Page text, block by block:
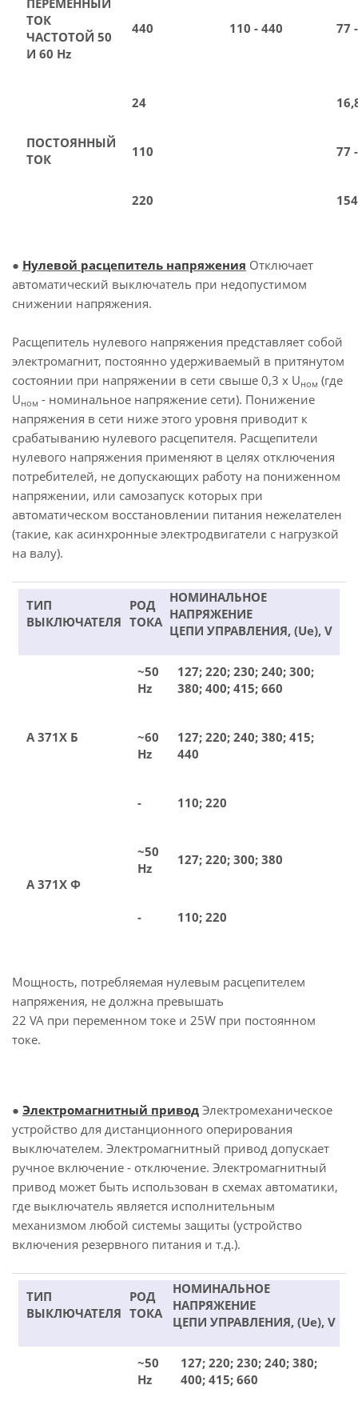
ПЕРЕМЕННЫЙ
ТОК
ЧАСТОТОЙ 50
И 60 Hz
440 110 - 440 77
ПОСТОЯННЫЙ
ТОК
24
110 77
220
● Нулевой расцепитель напряжения Отключает
автоматический выключатель при недопустимом
снижении напряжения.
Расщепитель нулевого напряжения представляет собой
электромагнит, постоянно удерживаемый в притянутом
состоянии при напряжении в сети свыше 0,3 х Uном (где
Uном - номинальное напряжение сети). Понижение
напряжения в сети ниже этого уровня приводит к
срабатыванию нулевого расцепителя. Расщепители
нулевого напряжения применяют в целях отключения
потребителей, не допускающих работу на пониженном
напряжении, или самозапуск которых при
автоматическом восстановлении питания нежелателен
(такие, как асинхронные электродвигатели с нагрузкой
на валу).
ТИП
ВЫКЛЮЧАТЕЛЯ
РОД
ТОКА
НОМИНАЛЬНОЕ
НАПРЯЖЕНИЕ
ЦЕПИ УПРАВЛЕНИЯ, (Ue), V
А 371Х Б
~50
Hz
127; 220; 230; 240; 300;
380; 400; 415; 660
~60
Hz
127; 220; 240; 380; 415;
440
- 110; 220
А 371Х Ф
~50
Hz
127; 220; 300; 380
- 110; 220
Мощность, потребляемая нулевым расцепителем
напряжения, не должна превышать
22 VA при переменном токе и 25W при постоянном
токе.
● Электромагнитный привод Электромеханическое
устройство для дистанционного оперирования
выключателем. Электромагнитный привод допускает
ручное включение - отключение. Электромагнитный
привод может быть использован в схемах автоматики,
где выключатель является исполнительным
механизмом любой системы защиты (устройство
включения резервного питания и т.д.).
ТИП
ВЫКЛЮЧАТЕЛЯ
РОД
ТОКА
НОМИНАЛЬНОЕ
НАПРЯЖЕНИЕ
ЦЕПИ УПРАВЛЕНИЯ, (Ue), V
~50
Hz
127; 220; 230; 240; 380;
400; 415; 660